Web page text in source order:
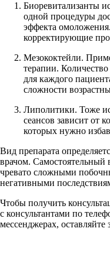
Биоревитализанты
одной процедуры
эффекта
корректирующие
Мезококтейли.
терапии.
для каждого
сложности
Липолитики. Тоже
сеансов зависит от
которых нужно
Вид препарата
врачом. Самостоятельный
чревато сложными
негативными
Чтобы получить
с консультантами по
мессенджерах, оставляйте